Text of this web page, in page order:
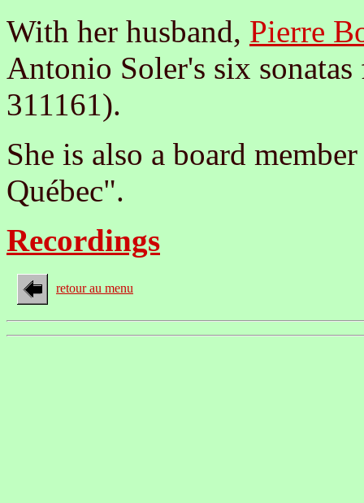
With her husband, Pierre
Antonio Soler's six
311161).
She is also a board
Québec".
Recordings
retour au menu